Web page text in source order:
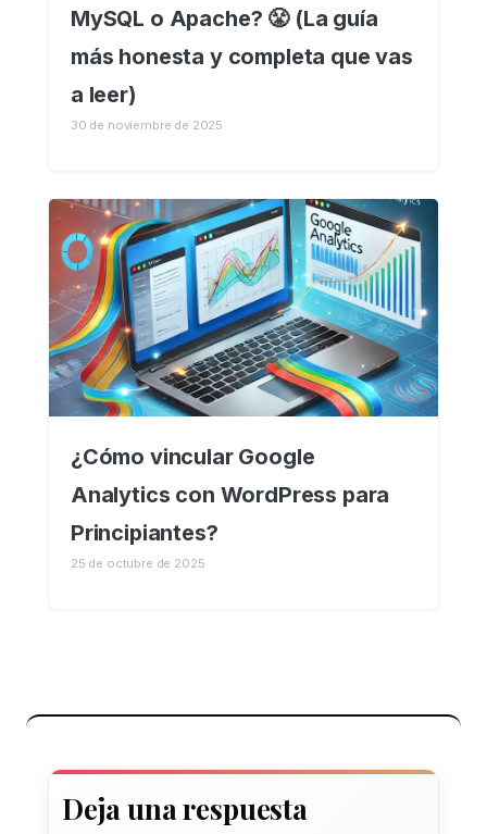
MySQL o Apache? 😤 (La guía
más honesta y completa que vas
a leer)
30 de noviembre de 2025
¿Cómo vincular Google
Analytics con WordPress para
Principiantes?
25 de octubre de 2025
Deja una respuesta